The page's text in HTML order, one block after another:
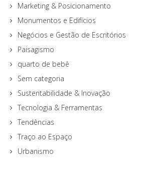
Marketing & Posicionamento
Monumentos e Edifícios
Negócios e Gestão de Escritórios
Paisagismo
quarto de bebê
Sem categoria
Sustentabilidade & Inovação
Tecnologia & Ferramentas
Tendências
Traço ao Espaço
Urbanismo